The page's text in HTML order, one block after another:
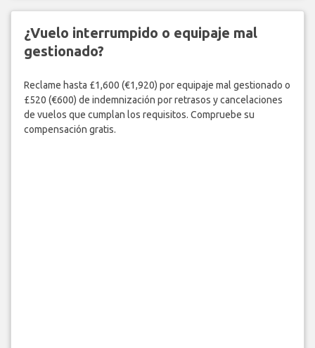
¿Vuelo interrumpido o equipaje mal
gestionado?
Reclame hasta £1,600 (€1,920) por equipaje mal gestionado o
£520 (€600) de indemnización por retrasos y cancelaciones
de vuelos que cumplan los requisitos. Compruebe su
compensación gratis.